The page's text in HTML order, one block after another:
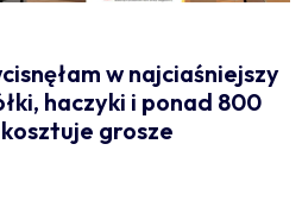
w najciaśniejszy
haczyki i ponad 800
grosze